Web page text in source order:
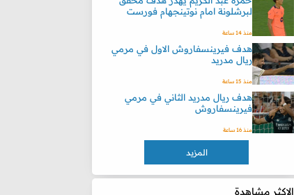
لبرشلونة امام نوتينجهام فورست
منذ 14 ساعة
هدف فيرينسفاروش الاول في مرمي
ريال مدريد
منذ 15 ساعة
هدف ريال مدريد الثاني في مرمي
فيرينسفاروش
منذ 16 ساعة
المزيد
الاكثر مشاهدة